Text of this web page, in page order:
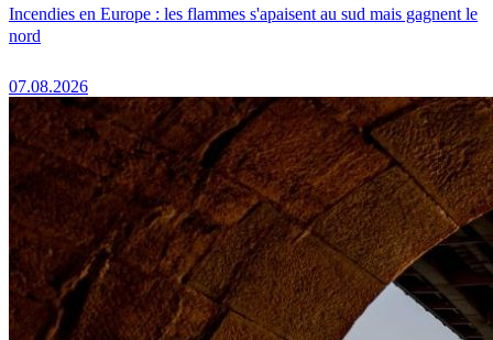
Incendies en Europe : les flammes s'apaisent au sud mais gagnent le
nord
07.08.2026